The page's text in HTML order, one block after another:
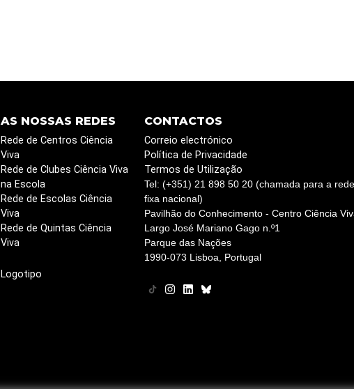
AS NOSSAS REDES
Rede de Centros Ciência
Viva
Rede de Clubes Ciência Viva
na Escola
Rede de Escolas Ciência
Viva
Rede de Quintas Ciência
CONTACTOS
Correio electrónico
Política de Privacidade
Termos de Utilização
Tel: (+351) 21 898 50 20 (chamada para a rede
fixa nacional)
Pavilhão do Conhecimento - Centro Ciência Viva
Largo José Mariano Gago n.º1
Parque das Nações